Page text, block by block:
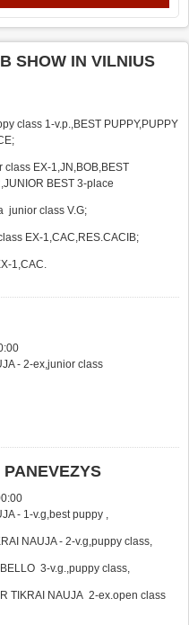
SHOW IN VILNIUS
class 1-v.p.,BEST PUPPY,PUPPY
class EX-1,JN,BOB,BEST
BEST 3-place
junior class V.G;
EX-1,CAC,RES.CACIB;
1,CAC.
- 2-ex,junior class
- 1-v.g,best puppy ,
NAUJA - 2-v.g,puppy class,
3-v.g.,puppy class,
TIKRAI NAUJA 2-ex.open class